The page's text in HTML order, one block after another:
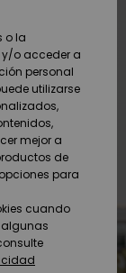
o la
o acceder a
personal
utilizarse
mejor a
de
para
cuando